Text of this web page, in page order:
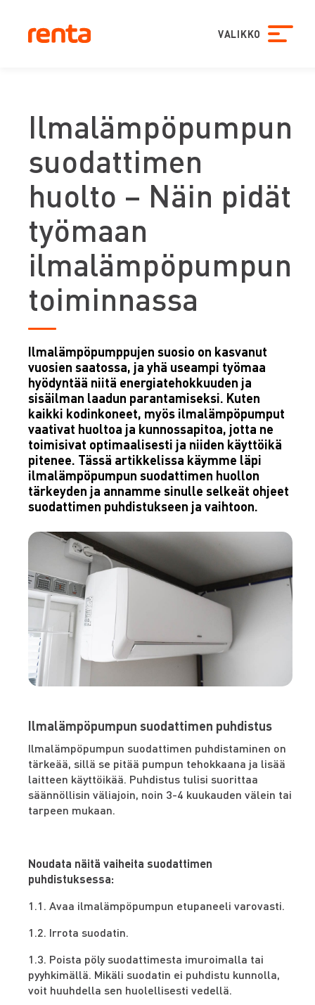
VALIKKO
Ilmalämpöpumpun
suodattimen
huolto – Näin pidät
työmaan
ilmalämpöpumpun
toiminnassa
Ilmalämpöpumppujen suosio on kasvanut
vuosien saatossa, ja yhä useampi työmaa
hyödyntää niitä energiatehokkuuden ja
sisäilman laadun parantamiseksi. Kuten
kaikki kodinkoneet, myös ilmalämpöpumput
vaativat huoltoa ja kunnossapitoa, jotta ne
toimisivat optimaalisesti ja niiden käyttöikä
pitenee. Tässä artikkelissa käymme läpi
ilmalämpöpumpun suodattimen huollon
tärkeyden ja annamme sinulle selkeät ohjeet
suodattimen puhdistukseen ja vaihtoon.
Ilmalämpöpumpun suodattimen puhdistus
Ilmalämpöpumpun suodattimen puhdistaminen on
tärkeää, sillä se pitää pumpun tehokkaana ja lisää
laitteen käyttöikää. Puhdistus tulisi suorittaa
säännöllisin väliajoin, noin 3-4 kuukauden välein tai
tarpeen mukaan.
Noudata näitä vaiheita suodattimen
puhdistuksessa:
1.1. Avaa ilmalämpöpumpun etupaneeli varovasti.
1.2. Irrota suodatin.
1.3. Poista pöly suodattimesta imuroimalla tai
pyyhkimällä. Mikäli suodatin ei puhdistu kunnolla,
voit huuhdella sen huolellisesti vedellä.